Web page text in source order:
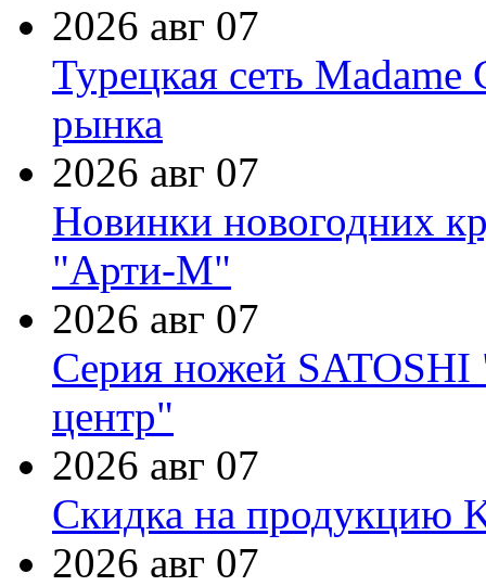
2026 авг 07
Турецкая сеть Madame
рынка
2026 авг 07
Новинки новогодних
"Арти-М"
2026 авг 07
Серия ножей
центр"
2026 авг 07
Скидка на продукцию
2026 авг 07